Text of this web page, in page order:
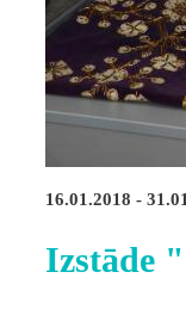
16.01.2018 -
Izstāde